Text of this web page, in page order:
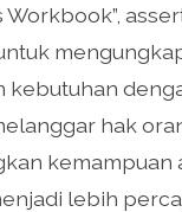
kebutuhan
hak
kemampuan
lebih